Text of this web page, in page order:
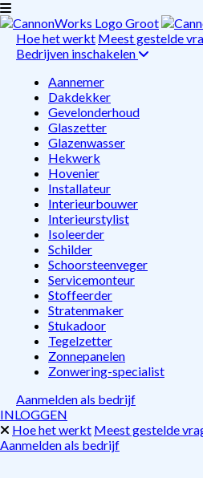
Hoe het werkt Meest gestelde
Bedrijven inschakelen
Aannemer
Dakdekker
Gevelonderhoud
Glaszetter
Glazenwasser
Hekwerk
Hovenier
Installateur
Interieurbouwer
Interieurstylist
Isoleerder
Schilder
Schoorsteenveger
Servicemonteur
Stoffeerder
Stratenmaker
Stukadoor
Tegelzetter
Zonnepanelen
Zonwering-specialist
Aanmelden als bedrijf
INLOGGEN
Hoe het werkt Meest gestelde
Aanmelden als bedrijf